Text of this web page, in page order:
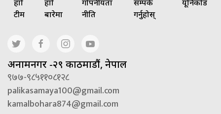
हाम्रो
टीम
हाम्रो
बारेमा
गोपनीयता
नीति
सम्पर्क
गर्नुहोस्
यूनिकोड
अनामनगर -२९ काठमाडौं, नेपाल
९७७-९८५११०८१२८
palikasamaya100@gmail.com
kamalbohara874@gmail.com